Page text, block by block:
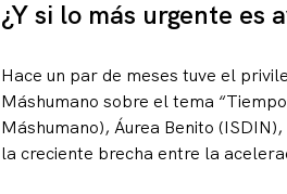
¿Y si lo más urgente es
Hace un par de meses tuve el
Máshumano sobre el tema
Máshumano), Áurea Benito
la creciente brecha entre la